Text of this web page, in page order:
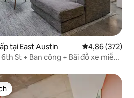
tại East Austin Xếp hạng
4,86 (372)
St + Ban công + Bãi đỗ xe miễn